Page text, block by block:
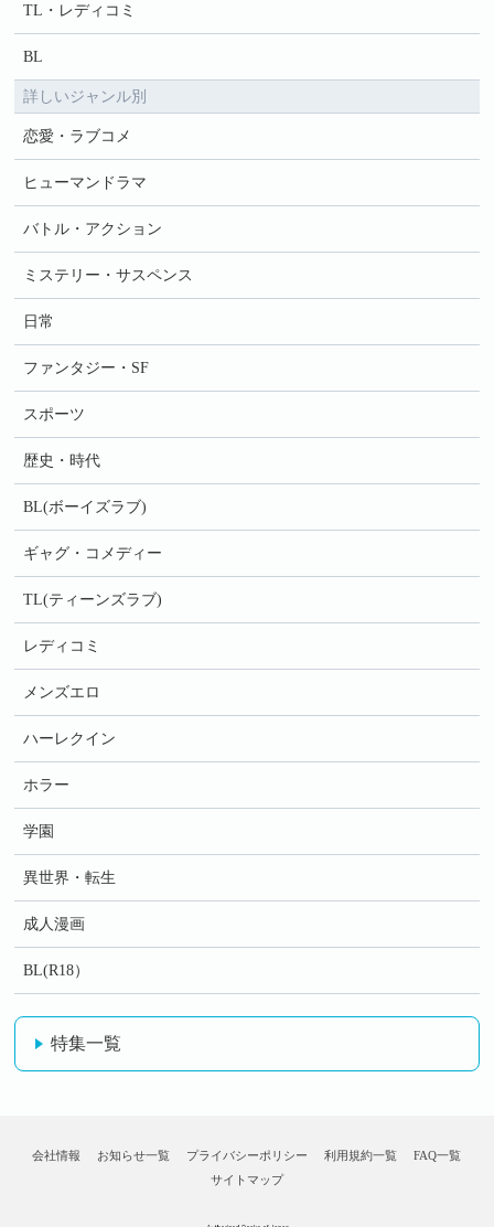
TL・レディコミ
BL
詳しいジャンル別
恋愛・ラブコメ
ヒューマンドラマ
バトル・アクション
ミステリー・サスペンス
日常
ファンタジー・SF
スポーツ
歴史・時代
BL(ボーイズラブ)
ギャグ・コメディー
TL(ティーンズラブ)
レディコミ
メンズエロ
ハーレクイン
ホラー
学園
異世界・転生
成人漫画
BL(R18）
特集一覧
会社情報 お知らせ一覧 プライバシーポリシー 利用規約一覧
FAQ一覧
サイトマップ